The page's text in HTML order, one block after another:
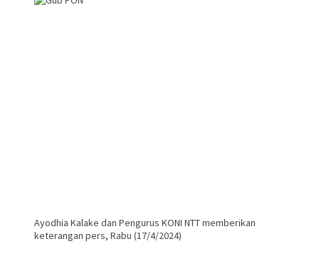
Ayodhia Kalake dan Pengurus KONI NTT memberikan
keterangan pers, Rabu (17/4/2024)